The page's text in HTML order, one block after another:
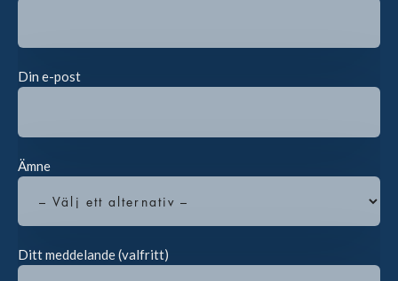
Din e-post
Ämne
Ditt meddelande (valfritt)